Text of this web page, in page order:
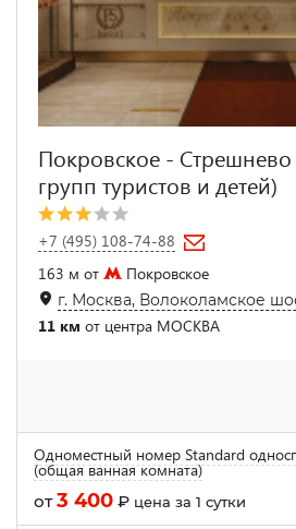
Покровское -
групп туристов и детей)
+7 (495) 108-74-88
163 м от
Покровское
г. Москва, Волоколамское
11 км от центра МОСКВА
Одноместный номер Standard
(общая ванная комната)
от3 400 ₽ цена за 1 сутки